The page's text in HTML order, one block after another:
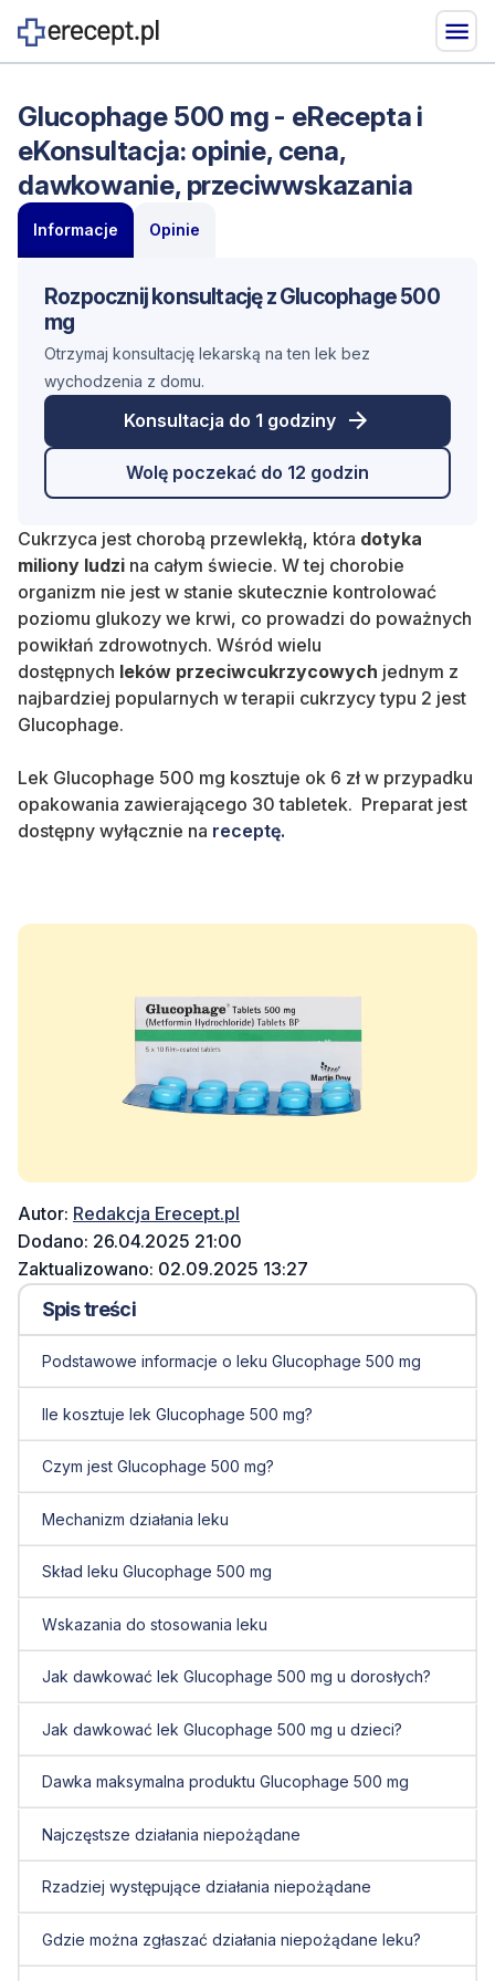
Glucophage 500 mg - eRecepta i
eKonsultacja: opinie, cena,
dawkowanie, przeciwwskazania
Informacje Opinie
Rozpocznij konsultację z Glucophage 500
mg
Otrzymaj konsultację lekarską na ten lek bez
wychodzenia z domu.
Konsultacja do 1 godziny
Wolę poczekać do 12 godzin
Cukrzyca jest chorobą przewlekłą, która dotyka
miliony ludzi na całym świecie. W tej chorobie
organizm nie jest w stanie skutecznie kontrolować
poziomu glukozy we krwi, co prowadzi do poważnych
powikłań zdrowotnych. Wśród wielu
dostępnych leków przeciwcukrzycowych jednym z
najbardziej popularnych w terapii cukrzycy typu 2 jest
Glucophage.
Lek Glucophage 500 mg kosztuje ok 6 zł w przypadku
opakowania zawierającego 30 tabletek. Preparat jest
dostępny wyłącznie na receptę.
Autor: Redakcja Erecept.pl
Dodano: 26.04.2025 21:00
Zaktualizowano: 02.09.2025 13:27
Spis treści
Podstawowe informacje o leku Glucophage 500 mg
Ile kosztuje lek Glucophage 500 mg?
Czym jest Glucophage 500 mg?
Mechanizm działania leku
Skład leku Glucophage 500 mg
Wskazania do stosowania leku
Jak dawkować lek Glucophage 500 mg u dorosłych?
Jak dawkować lek Glucophage 500 mg u dzieci?
Dawka maksymalna produktu Glucophage 500 mg
Najczęstsze działania niepożądane
Rzadziej występujące działania niepożądane
Gdzie można zgłaszać działania niepożądane leku?